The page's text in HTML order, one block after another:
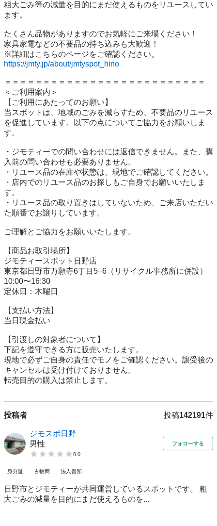
粗⼤ごみ等の減量を⽬的にまだ使えるものをリユースしてい
ます。
たくさん品物がありますのでお気軽にご来場ください！
家具家電などの不要品の持ち込みも大歓迎！
https://jmty.jp/about/jmtyspot_hino
＝＝＝＝＝＝＝＝＝＝＝＝＝＝＝＝＝＝＝＝＝＝＝＝＝＝
＜ご利用案内＞
【ご利用にあたってのお願い】
当スポットは、地域のごみを減らすため、不要品のリユース
を促進しています。以下の点についてご協力をお願いしま
す。
・ジモティーでの問い合わせには返信できません。また、購
入前の問い合わせも必要ありません。
・リユース品の在庫や状態は、現地でご確認してください。
・店内でのリユース品のお探しもご自身でお願いいたしま
す。
・リユース品の取り置きはしていないため、ご来店いただい
た順番でお譲りしています。
ご理解とご協力をお願いいたします。
【商品お取引場所】
ジモティースポット日野店
東京都日野市万願寺6丁目5−6（リサイクル事務所に併設）
10:00〜16:30
定休日：木曜日
【⽀払い⽅法】
当日現金払い
【引渡しの対象者について】
下記を遵守できる⽅に販売いたします。
現地で必ずご⾃⾝の責任でモノをご確認ください。譲受後の
キャンセルは受け付けておりません。
転売⽬的の購⼊は禁⽌します。
投稿者 投稿142191件
ジモスポ日野
男性
0.0
フォローする
身分証 古物商 法人書類
日野市とジモティーが共同運営しているスポットです。 粗
⼤ごみの減量を⽬的にまだ使えるものを...